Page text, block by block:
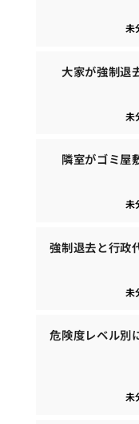
未
大家が強制退
未
隣室がゴミ屋
未
強制退去と行政
未
危険度レベル別
未